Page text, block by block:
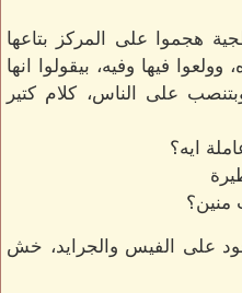
هجموا على المركز بتاعها
فيها وفيه، بيقولوا انها
على الناس، كلام كتير
ايه؟
منين؟
على الفيس والجرايد، خش